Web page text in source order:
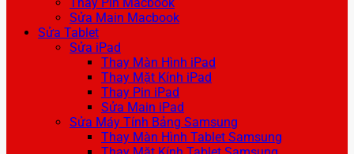
Sửa Main Macbook
Sửa Tablet
Sửa iPad
Thay Màn Hình iPad
Thay Mặt Kính iPad
Thay Pin iPad
Sửa Main iPad
Sửa Máy Tính Bảng Samsung
Thay Màn Hình Tablet Samsung